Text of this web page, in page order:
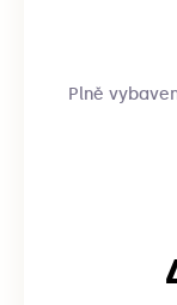
Plně